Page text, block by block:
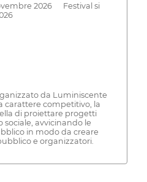
2026 Festival si
da Luminiscente
carattere competitivo, la
di proiettare progetti
avvicinando le
in modo da creare
e organizzatori.